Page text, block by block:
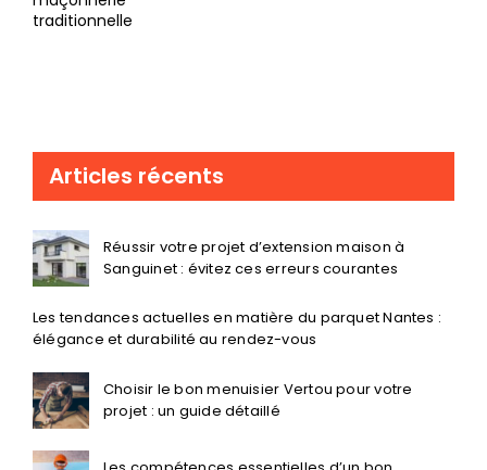
Choisir le bon menuisier Vertou pour votre
Les compétences essentielles d’un bon
Construire Votre Rêve : Conseils délicats pour
Cannes